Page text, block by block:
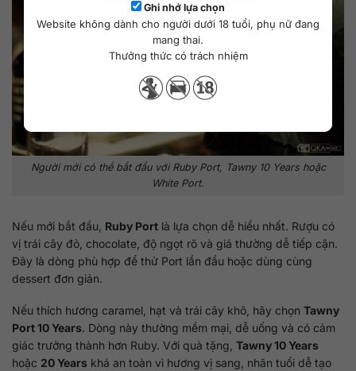
Ghi nhớ lựa chọn
Website không dành cho người dưới 18 tuổi, phụ nữ đang
mang thai.
Thưởng thức có trách nhiệm
Người mới có thể bắt đầu với Ruby Port, Tawny 10 Years hoặc
White Port.
Nếu mới bắt đầu, Ruby Port là lựa chọn dễ hiểu nhất. Rượu có
vị trái cây đỏ, chocolate, độ ngọt rõ và giá thường dễ tiếp cận.
Đây là dòng phù hợp để thử Port lần đầu hoặc dùng cùng
dessert đơn giản.
Nếu thích hương caramel, hạt và trái cây khô, hãy chọn Tawny
Port 10 Years. Dòng này thường mềm mại, dễ uống và có cảm
giác trưởng thành hơn Ruby. Với quà tặng, Tawny 10 Years
hoặc 20 Years khá an toàn vì hương vị sang, nhãn tuổi dễ tạo